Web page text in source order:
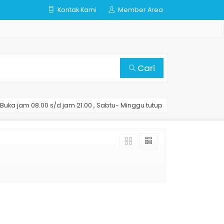
Kontak Kami Member Area
Cari
Buka jam 08.00 s/d jam 21.00 , Sabtu- Minggu tutup